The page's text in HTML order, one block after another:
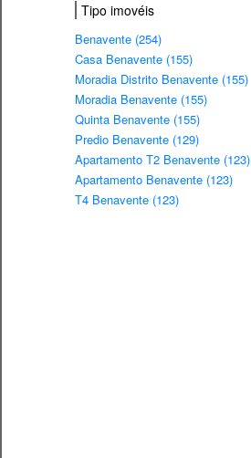
Tipo imovéis
Benavente (254)
Casa Benavente (155)
Moradia Distrito Benavente (155)
Moradia Benavente (155)
Quinta Benavente (155)
Predio Benavente (129)
Apartamento T2 Benavente (123)
Apartamento Benavente (123)
T4 Benavente (123)